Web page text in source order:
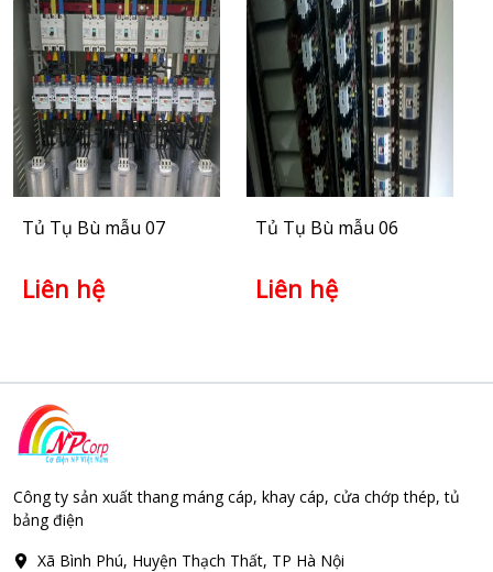
Tủ Tụ Bù mẫu 07
Liên hệ
Tủ Tụ Bù mẫu 06
Liên hệ
Công ty sản xuất thang máng cáp, khay cáp, cửa chớp thép, tủ
bảng điện
Xã Bình Phú, Huyện Thạch Thất, TP Hà Nội